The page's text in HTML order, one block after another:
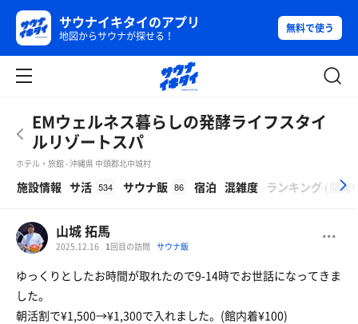
サウナイキタイのアプリ
地図からサウナが探せる！
無料で使う
EMウェルネス暮らしの発酵ライフスタイ
ルリゾートスパ
ホテル・旅館 - 沖縄県 中頭郡北中城村
施設情報 サ活 534 サウナ飯 86 宿泊 混雑度 ランキング ( 開発
山城 拓馬
2025.12.16 1回目の訪問 サウナ飯
ゆっくりとしたお時間が取れたので9-14時でお世話になってきま
した。
朝活割で¥1,500→¥1,300で入れました。(館内着¥100)